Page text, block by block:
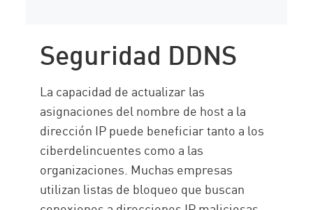
Seguridad DDNS
La capacidad de actualizar las
asignaciones del nombre de host a la
dirección IP puede beneficiar tanto a los
ciberdelincuentes como a las
organizaciones. Muchas empresas
utilizan listas de bloqueo que buscan